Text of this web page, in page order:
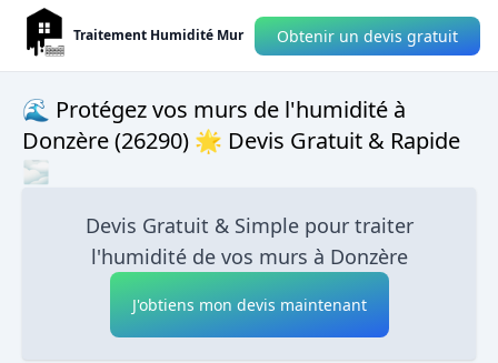
Traitement Humidité Mur Obtenir un devis gratuit
🌊 Protégez vos murs de l'humidité à
Donzère (26290) 🌟 Devis Gratuit & Rapide
🌫
Devis Gratuit & Simple pour traiter
l'humidité de vos murs à Donzère
J'obtiens mon devis maintenant